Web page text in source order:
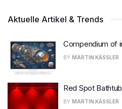
Aktuelle Artikel & Trends
Compendium of
BY MARTIN KÄSSLER
Red Spot Bathtub
BY MARTIN KÄSSLER